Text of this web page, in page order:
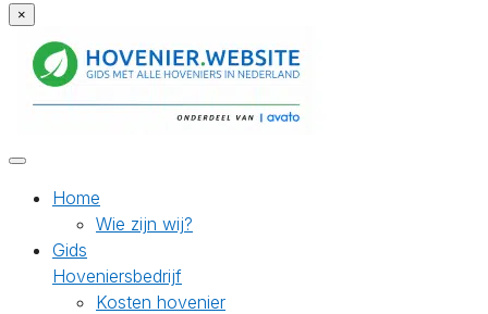
×
Home
Wie zijn wij?
Gids
Hoveniersbedrijf
Kosten hovenier